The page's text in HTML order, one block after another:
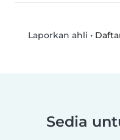
Laporkan ahli •
Sedia